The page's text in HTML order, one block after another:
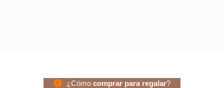
¿Cómocomprar para regalar?